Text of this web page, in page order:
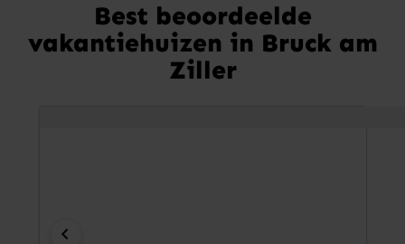
Best beoordeelde
vakantiehuizen in Bruck am
Ziller